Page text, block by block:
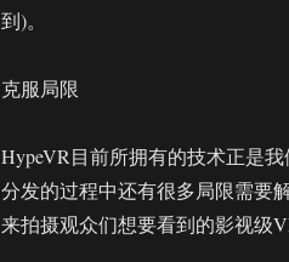
到)。
克服局限
HypeVR目前所拥有的技术正是
分发的过程中还有很多局限需要
来拍摄观众们想要看到的影视级